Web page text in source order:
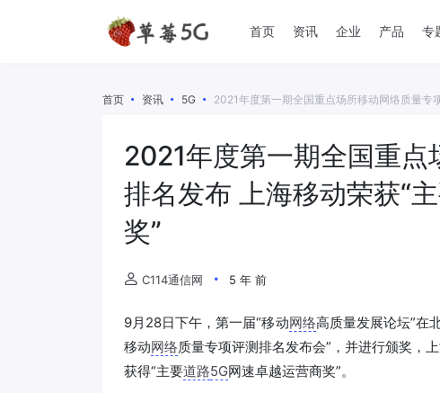
首页 资讯 企业 产品 专
首页 资讯 5G 2021年度第一期全国重点场所移动网络质量专
2021年度第一期全国重点
排名发布 上海移动荣获“
奖”
C114通信网 5 年 前
9月28日下午，第一届“移动网络高质量发展论坛”在
移动网络质量专项评测排名发布会”，并进行颁奖，
获得“主要道路5G网速卓越运营商奖”。